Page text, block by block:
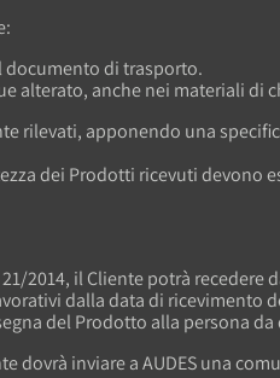
documento di trasporto.
anche nei materiali di
rilevati, apponendo una
dei Prodotti ricevuti devono
2014, il Cliente potrà
dalla data di ricevimento
del Prodotto alla persona
dovrà inviare a AUDES una